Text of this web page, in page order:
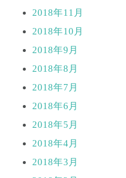
2018年11月
2018年10月
2018年9月
2018年8月
2018年7月
2018年6月
2018年5月
2018年4月
2018年3月